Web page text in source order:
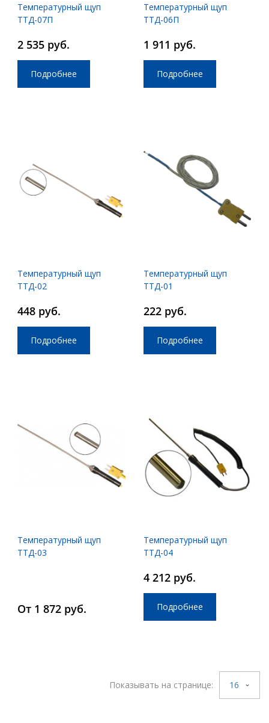
Температурный щуп
ТТД-07П
2 535 руб.
Подробнее
Температурный щуп
ТТД-06П
1 911 руб.
Подробнее
Температурный щуп
ТТД-02
448 руб.
Подробнее
Температурный щуп
ТТД-01
222 руб.
Подробнее
Температурный щуп
ТТД-03
От 1 872 руб.
Температурный щуп
ТТД-04
4 212 руб.
Подробнее
Показывать на странице: 16